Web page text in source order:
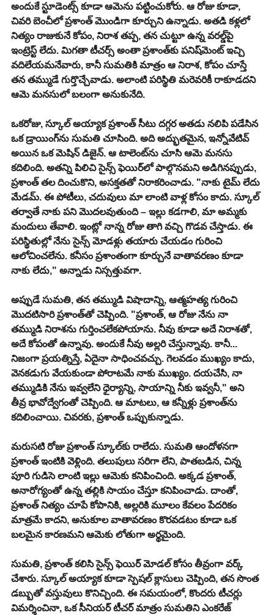
అందుకే స్టూడెంట్స్ కూడా ఆమెను పట్టించుకోరు. ఆ రోజు కూడా,
చివరి బెంచీలో ప్రశాంత్ మొండిగా కూర్చుని ఉన్నాడు. అతడి కళ్లలో
నిత్యం రాజుకునే కోపం, నిరాశ తప్ప, తన చుట్టూ ఉన్న వరల్డ్‌పై
ఇంట్రెస్ట్ లేదు. మిగతా టీచర్స్ అంతా ప్రశాంత్‌కు పనిష్‌మెంట్ ఇచ్చి
వదిలేయమనేవారు, కానీ సుమతికి మాత్రం ఆ నిరాశ, కోపం చూస్తే
తన తమ్ముడే గుర్తొచ్చేవాడు. అలాంటి పరిస్థితి మరెవరికీ రాకూడదని
ఆమె మనసులో బలంగా అనుకునేది.
​ఒకరోజు, స్కూల్ అయ్యాక ప్రశాంత్ సీటు దగ్గర అతడు నలిపి పడేసిన
ఒక డ్రాయింగ్‌ను సుమతి చూసింది. అది అద్భుతమైన, ఇన్నోవేటివ్
అయిన ఒక మెషిన్ డిజైన్. ఆ టాలెంట్‌ను చూసి ఆమె మనసు
కదిలింది. అతన్ని పిలిచి సైన్స్ ఫెయిర్‌లో పాల్గొనమని అడిగినప్పుడు,
ప్రశాంత్ తల దించుకొని, అసక్తతతో నిరాకరించాడు. "నాకు టైమ్ లేదు
మేడమ్. ఈ పోటీలు, చదువులు మా లాంటి వాళ్ల కోసం కాదు. స్కూల్
తర్వాతే నాకు పని మొదలవుతుంది – ఇల్లు కడగాలి, మా అమ్మకు
మందులు తేవాలి. ఇంట్లో నాన్న రోజు తాగి వచ్చి గొడవ చేస్తాడు. ఈ
పరిస్థితుల్లో నేను సైన్స్ మోడళ్లు తయారు చేయడం గురించి
ఆలోచించలేను. కనీసం ప్రశాంతంగా కూర్చునే వాతావరణం కూడా
నాకు లేదు," అన్నాడు నిస్సత్తువగా.
​అప్పుడే సుమతి, తన తమ్ముడి విషాదాన్ని, ఆత్మహత్య గురించి
మొదటిసారి ప్రశాంత్‌తో చెప్పింది. "ప్రశాంత్, ఆ రోజు నేను నా
తమ్ముడి నిరాశను గుర్తించలేకపోయాను. నీవు కూడా అదే నిరాశతో,
అదే కోపంతో ఉన్నావు. అందుకే నీవు అల్లరి చేస్తున్నావు. కానీ...
నిజంగా ప్రయత్నిస్తే, ఏదైనా సాధించవచ్చు. గెలవడం ముఖ్యం కాదు,
వెనకడుగు వేయకుండా పోరాటమే నాకు ముఖ్యం. దయచేసి, నా
తమ్ముడికి నేను ఇవ్వలేని ధైర్యాన్ని, సాయాన్ని నీకు ఇవ్వనీ," అని
తీవ్ర భావోద్వేగంతో చెప్పింది. ఆ మాటలు, ఆ కన్నీళ్లు ప్రశాంత్‌ను
కదిలించాయి. చివరకు, ప్రశాంత్ ఒప్పుకున్నాడు.
​మరుసటి రోజు ప్రశాంత్ స్కూల్‌కు రాలేదు. సుమతి ఆందోళనగా
ప్రశాంత్ ఇంటికి వెళ్లింది. తలుపులు సరిగా లేని, పాతబడిన, చిన్న
పూరి గుడిసె లాంటి ఇల్లు ఆమెకు కనిపించింది. అక్కడ ప్రశాంత్,
అనారోగ్యంతో ఉన్న తల్లికి సాయం చేస్తూ కనిపించాడు. దాంతో,
ప్రశాంత్ నిత్యం చూపే కోపానికి, అల్లరికి మూలం కేవలం పేదరికం
మాత్రమే కాదని, అనుకూల వాతావరణం కొరవడటం కూడా ఒక
బలమైన కారణమని ఆమెకు లోతుగా అర్థమైంది.
​సుమతి, ప్రశాంత్ కలిసి సైన్స్ ఫెయిర్ మోడల్ కోసం తీవ్రంగా వర్క్
చేశారు. స్కూల్ అయ్యాక కూడా స్పెషల్ క్లాసులు చెప్పింది, తన సొంత
డబ్బుతో వస్తువులు కొనిచ్చింది. ఈ సమయంలో, కొందరు టీచర్లు
విమర్శించినా, ఒక సీనియర్ టీచర్ మాత్రం సుమతిని ఎంకరేజ్